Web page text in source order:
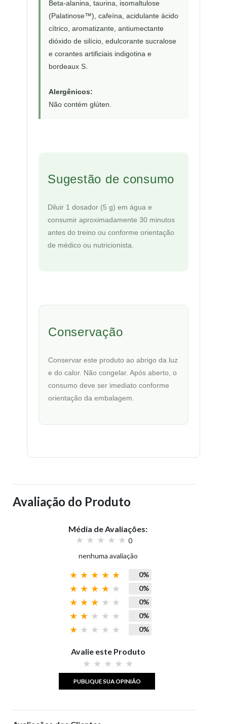
Beta-alanina, taurina, isomaltulose
(Palatinose™), cafeína, acidulante ácido
cítrico, aromatizante, antiumectante
dióxido de silício, edulcorante sucralose
e corantes artificiais indigotina e
bordeaux S.
Alergênicos:
Não contém glúten.
Sugestão de consumo
Diluir 1 dosador (5 g) em água e
consumir aproximadamente 30 minutos
antes do treino ou conforme orientação
de médico ou nutricionista.
Conservação
Conservar este produto ao abrigo da luz
e do calor. Não congelar. Após aberto, o
consumo deve ser imediato conforme
orientação da embalagem.
Avaliação do Produto
Média de Avaliações:
0
nenhuma avaliação
0%
0%
0%
0%
0%
Avalie este Produto
PUBLIQUE SUA OPINIÃO